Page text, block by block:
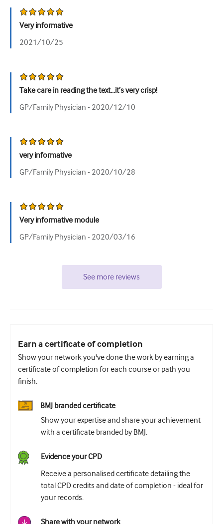
თირკმლის მედიცინა
ოპერაცია
უროლოგია
ქალთა ჯანმრთელობა
Very informative
2021/10/25
Take care in reading the text...it’s very crisp!
GP/Family Physician - 2020/12/10
very informative
GP/Family Physician - 2020/10/28
Very informative module
GP/Family Physician - 2020/03/16
See more reviews
Earn a certificate of completion
Show your network you've done the work by earning a
certificate of completion for each course or path you
finish.
BMJ branded certificate
Show your expertise and share your achievement
with a certificate branded by BMJ.
Evidence your CPD
Receive a personalised certificate detailing the
total CPD credits and date of completion - ideal for
your records.
Share with your network